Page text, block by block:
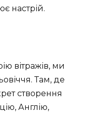
настрій.
вітражів, ми
Там, де
створення
Англію,